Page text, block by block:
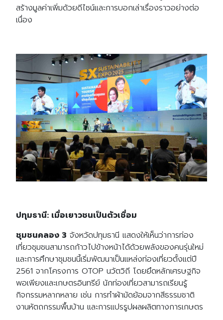
สร้างมูลค่าเพิ่มด้วยดีไซน์และการบอกเล่าเรื่องราวอย่างต่อ
เนื่อง
ปทุมธานี: เมื่อเยาวชนเป็นตัวเชื่อม
ชุมชนคลอง 3 จังหวัดปทุมธานี แสดงให้เห็นว่าการท่อง
เที่ยวชุมชนสามารถก้าวไปข้างหน้าได้ด้วยพลังของคนรุ่นใหม่
และการศึกษาชุมชนนี้เริ่มพัฒนาเป็นแหล่งท่องเที่ยวตั้งแต่ปี
2561 จากโครงการ OTOP นวัตวิถี โดยยึดหลักเศรษฐกิจ
พอเพียงและเกษตรอินทรีย์ นักท่องเที่ยวสามารถเรียนรู้
กิจกรรมหลากหลาย เช่น การทำผ้ามัดย้อมจากสีธรรมชาติ
งานหัตถกรรมพื้นบ้าน และการแปรรูปผลผลิตทางการเกษตร